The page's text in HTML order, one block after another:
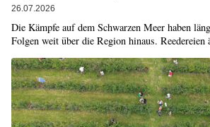
26.07.2026
Die Kämpfe auf dem Schwarzen Meer haben
Folgen weit über die Region hinaus. Reedereien